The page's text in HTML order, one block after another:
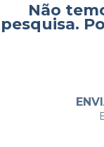
Não
pesquisa.